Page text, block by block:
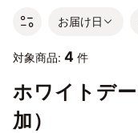
お届け日
対象商品: 4 件
ホワイトデ
加）